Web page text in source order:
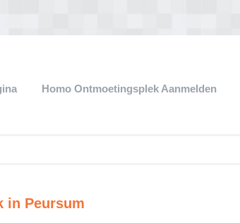
Homo Ontmoetingsplek Aanmelden
in Peursum